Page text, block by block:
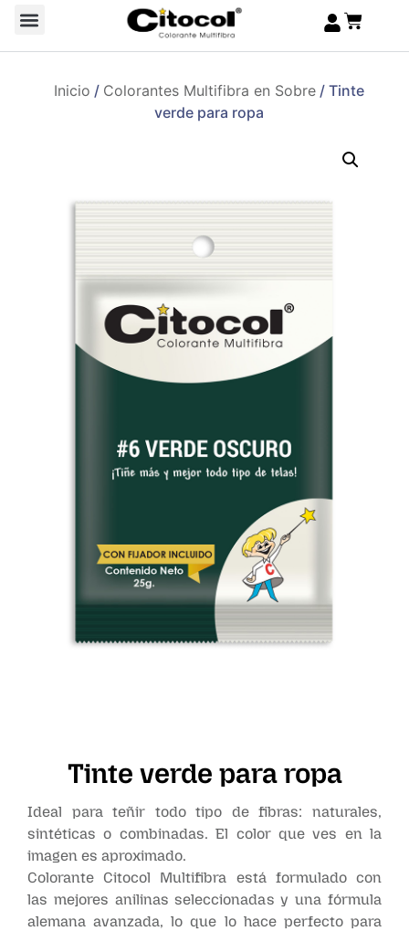
Inicio / Colorantes Multifibra en Sobre / Tinte
verde para ropa
Tinte verde para ropa
Ideal para teñir todo tipo de fibras: naturales,
sintéticas o combinadas. El color que ves en la
imagen es aproximado.
Colorante Citocol Multifibra está formulado con
las mejores anilinas seleccionadas y una fórmula
alemana avanzada, lo que lo hace perfecto para